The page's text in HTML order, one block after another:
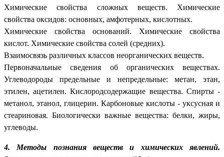
Химические свойства сложных веществ. Химические
свойства оксидов: основных, амфотерных, кислотных.
Химические свойства оснований. Химические свойства
кислот. Химические свойства солей (средних).
Взаимосвязь различных классов неорганических веществ.
Первоначальные сведения об органических веществах.
Углеводороды предельные и непредельные: метан, этан,
этилен, ацетилен. Кислородсодержащие вещества. Спирты -
метанол, этанол, глицерин. Карбоновые кислоты - уксусная и
стеариновая. Биологически важные вещества: белки, жиры,
углеводы.
4. Методы познания веществ и химических явлений.